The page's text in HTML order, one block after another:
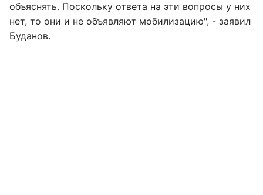
объяснять. Поскольку ответа на эти вопросы у них
нет, то они и не объявляют мобилизацию", - заявил
Буданов.